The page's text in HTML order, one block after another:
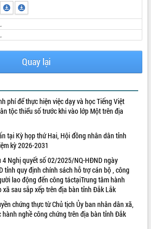
phát.
Quay lại
phí để thực hiện việc dạy và học Tiếng Việt
tộc thiểu số trước khi vào lớp Một trên địa
tại Kỳ họp thứ Hai, Hội đồng nhân dân tỉnh
kỳ 2026-2031
4 Nghị quyết số 02/2025/NQ-HĐND ngày
tỉnh quy định chính sách hỗ trợ cán bộ , công
lao động đến công táctạiTrung tâm hành
sau sắp xếp trên địa bàn tỉnh Đắk Lắk
chứng thực từ Chủ tịch Ủy ban nhân dân xã,
nghề công chứng trên địa bàn tỉnh Đắk